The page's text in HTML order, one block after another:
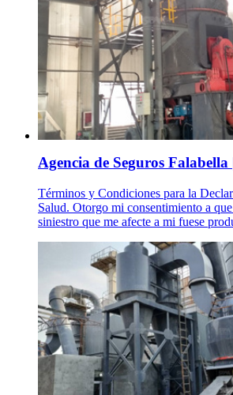
Agencia de Seguros
Términos y Condiciones para la
Salud. Otorgo mi consentimiento a
siniestro que me afecte a mi fuese